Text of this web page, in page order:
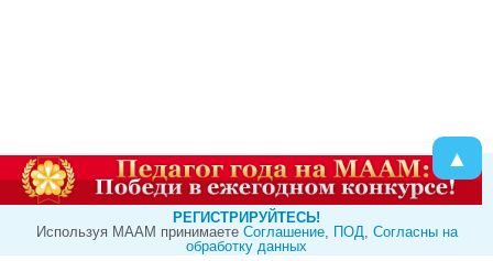
▲
РЕГИСТРИРУЙТЕСЬ!
Используя МААМ принимаете Cоглашение, ПОД, Согласны на
обработку данных